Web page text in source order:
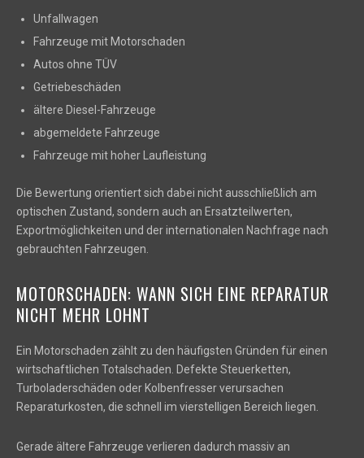
Unfallwagen
Fahrzeuge mit Motorschaden
Autos ohne TÜV
Getriebeschäden
ältere Diesel-Fahrzeuge
abgemeldete Fahrzeuge
Fahrzeuge mit hoher Laufleistung
Die Bewertung orientiert sich dabei nicht ausschließlich am
optischen Zustand, sondern auch an Ersatzteilwerten,
Exportmöglichkeiten und der internationalen Nachfrage nach
gebrauchten Fahrzeugen.
MOTORSCHADEN: WANN SICH EINE REPARATUR
NICHT MEHR LOHNT
Ein Motorschaden zählt zu den häufigsten Gründen für einen
wirtschaftlichen Totalschaden. Defekte Steuerketten,
Turboladerschäden oder Kolbenfresser verursachen
Reparaturkosten, die schnell im vierstelligen Bereich liegen.
Gerade ältere Fahrzeuge verlieren dadurch massiv an